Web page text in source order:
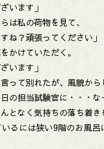
います」
は私の荷物を見て、
ね？頑張ってください」
かけていただく。
います」
て別れたが、風貌から
の担当試験官に・・・な
なく気持ちの落ち着き
るには狭い9階のお風